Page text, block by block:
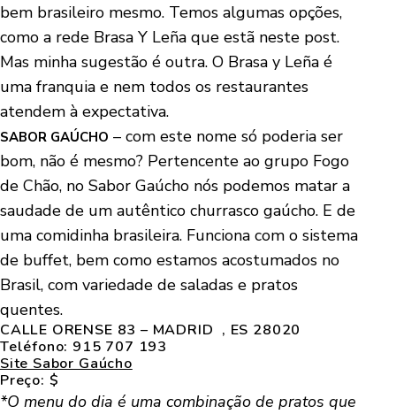
bem brasileiro mesmo. Temos algumas opções,
como a rede Brasa Y Leña que estã neste post.
Mas minha sugestão é outra. O Brasa y Leña é
uma franquia e nem todos os restaurantes
atendem à expectativa.
SABOR GAÚCHO – com este nome só poderia ser
bom, não é mesmo? Pertencente ao grupo Fogo
de Chão, no Sabor Gaúcho nós podemos matar a
saudade de um autêntico churrasco gaúcho. E de
uma comidinha brasileira. Funciona com o sistema
de buffet, bem como estamos acostumados no
Brasil, com variedade de saladas e pratos
quentes.
CALLE ORENSE 83 – MADRID , ES 28020
Teléfono: 915 707 193
Site Sabor Gaúcho
Preço: $
*O menu do dia é uma combinação de pratos que